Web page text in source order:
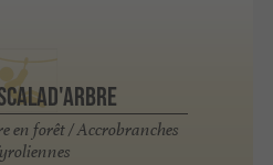
en forêt / Accrobranches